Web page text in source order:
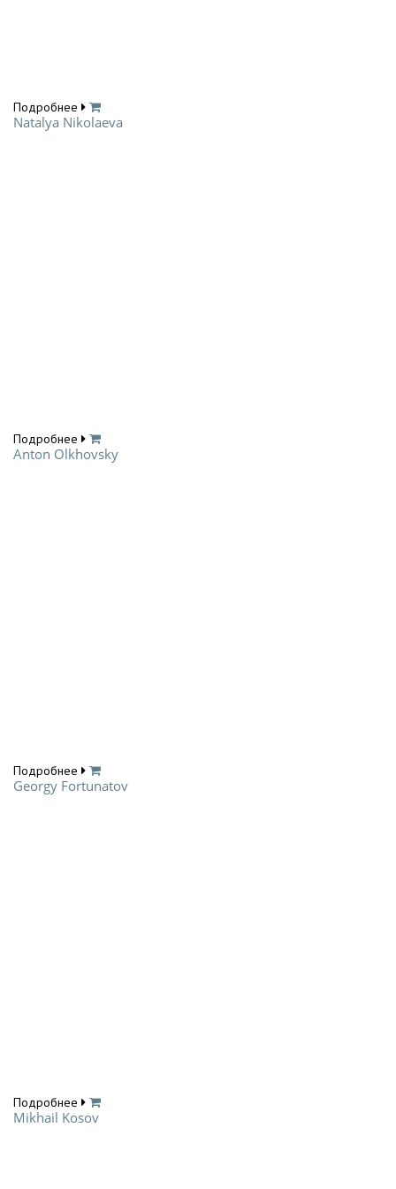
Подробнее
Natalya Nikolaeva
Подробнее
Anton Olkhovsky
Подробнее
Georgy Fortunatov
Подробнее
Mikhail Kosov